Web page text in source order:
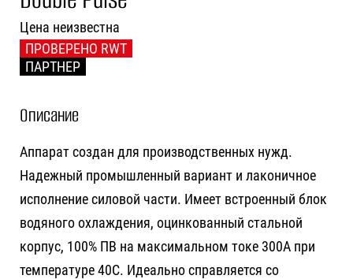
Цена неизвестна
ПРОВЕРЕНО RWT
ПАРТНЕР
Описание
Аппарат создан для производственных нужд.
Надежный промышленный вариант и лаконичное
исполнение силовой части. Имеет встроенный блок
водяного охлаждения, оцинкованный стальной
корпус, 100% ПВ на максимальном токе 300А при
температуре 40C. Идеально справляется со